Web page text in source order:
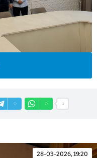
28-03-2026, 19:20